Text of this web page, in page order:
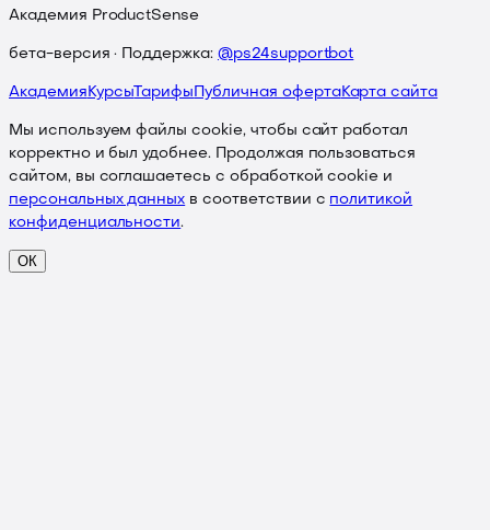
Академия ProductSense
бета-версия · Поддержка: @ps24supportbot
Академия КурсыТарифы Публичная офертаКарта сайта
Мы используем файлы cookie, чтобы сайт работал
корректно и был удобнее. Продолжая пользоваться
сайтом, вы соглашаетесь с обработкой cookie и
персональных данных в соответствии с политикой
конфиденциальности.
ОК